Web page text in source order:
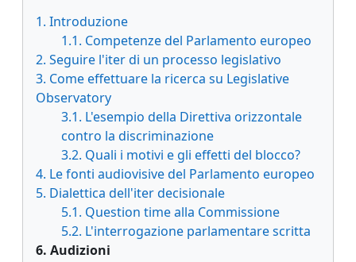
1. Introduzione
1.1. Competenze del Parlamento europeo
2. Seguire l'iter di un processo legislativo
3. Come effettuare la ricerca su Legislative
Observatory
3.1. L'esempio della Direttiva orizzontale
contro la discriminazione
3.2. Quali i motivi e gli effetti del blocco?
4. Le fonti audiovisive del Parlamento europeo
5. Dialettica dell'iter decisionale
5.1. Question time alla Commissione
5.2. L'interrogazione parlamentare scritta
6. Audizioni